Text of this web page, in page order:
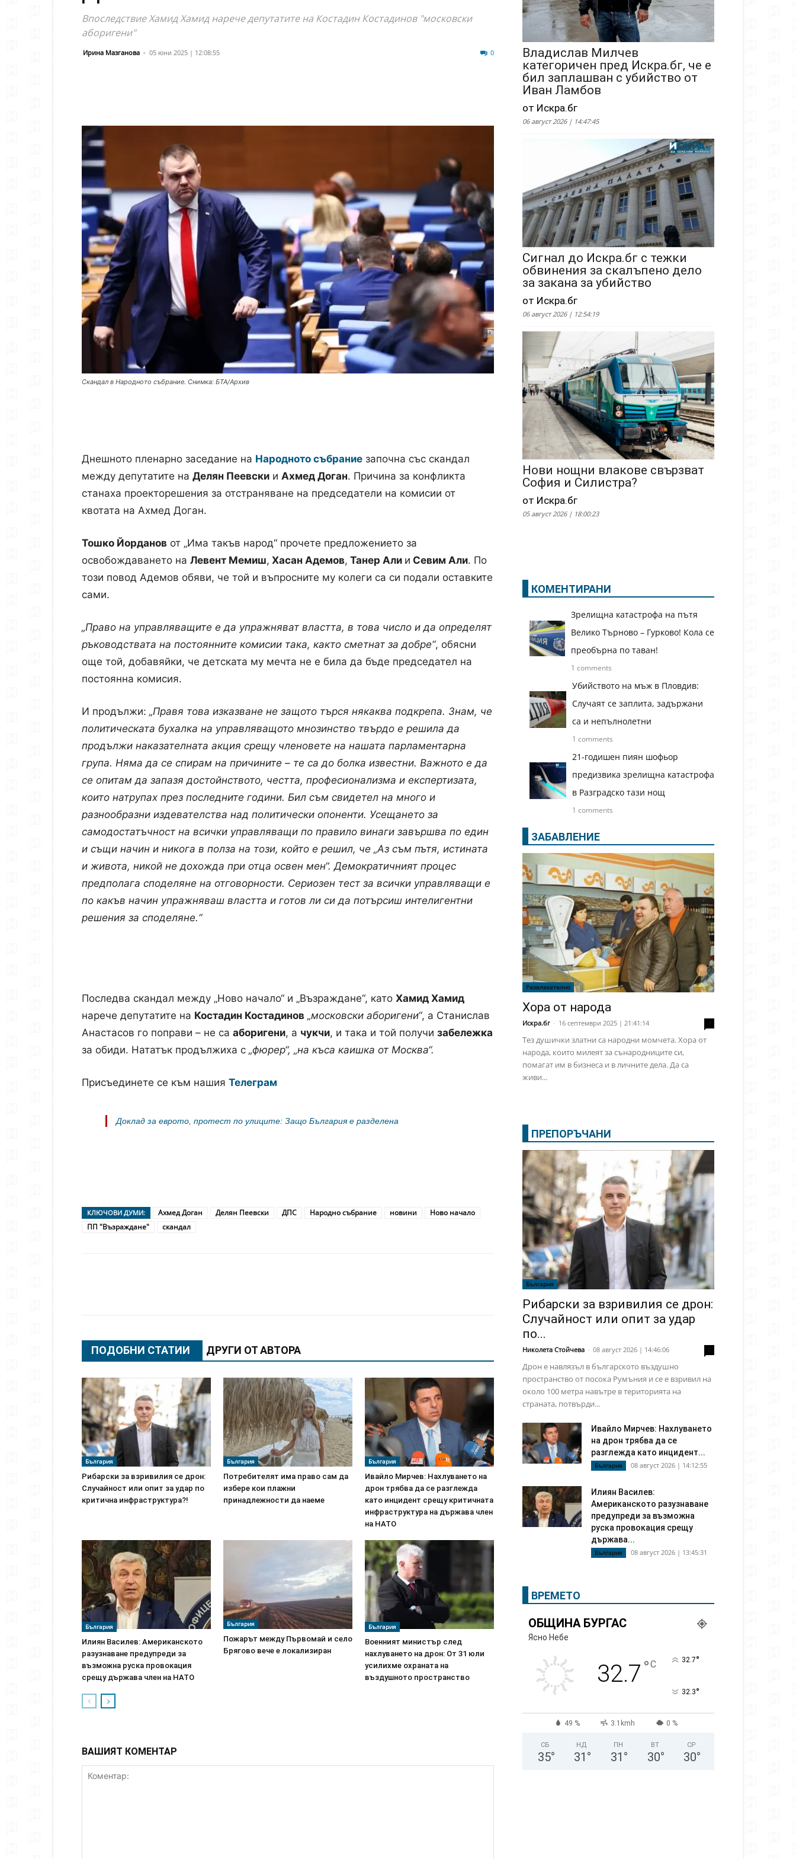
Впоследствие Хамид Хамид нарече депутатите на Костадин Костадинов "московски
аборигени"
Ирина Мазганова - 05 юни 2025 | 12:08:55 0
Скандал в Народното събрание. Снимка: БТА/Архив
Днешното пленарно заседание на Народното събрание започна със скандал
между депутатите на Делян Пеевски и Ахмед Доган. Причина за конфликта
станаха проекторешения за отстраняване на председатели на комисии от
квотата на Ахмед Доган.
Тошко Йорданов от „Има такъв народ“ прочете предложението за
освобождаването на Левент Мемиш, Хасан Адемов, Танер Али и Севим Али. По
този повод Адемов обяви, че той и въпросните му колеги са си подали оставките
сами.
„Право на управляващите е да упражняват властта, в това число и да определят
ръководствата на постоянните комисии така, както сметнат за добре“, обясни
още той, добавяйки, че детската му мечта не е била да бъде председател на
постоянна комисия.
И продължи: „Правя това изказване не защото търся някаква подкрепа. Знам, че
политическата бухалка на управляващото мнозинство твърдо е решила да
продължи наказателната акция срещу членовете на нашата парламентарна
група. Няма да се спирам на причините – те са до болка известни. Важното е да
се опитам да запазя достойнството, честта, професионализма и експертизата,
които натрупах през последните години. Бил съм свидетел на много и
разнообразни издевателства над политически опоненти. Усещането за
самодостатъчност на всички управляващи по правило винаги завършва по един
и същи начин и никога в полза на този, който е решил, че „Аз съм пътя, истината
и живота, никой не дохожда при отца освен мен“. Демократичният процес
предполага споделяне на отговорности. Сериозен тест за всички управляващи е
по какъв начин упражняваш властта и готов ли си да потърсиш интелигентни
решения за споделяне.“
Последва скандал между „Ново начало“ и „Възраждане“, като Хамид Хамид
нарече депутатите на Костадин Костадинов „московски аборигени“, а Станислав
Анастасов го поправи – не са аборигени, а чукчи, и така и той получи забележка
за обиди. Нататък продължиха с „фюрер“, „на къса каишка от Москва“.
Присъединете се към нашия Телеграм
Доклад за еврото, протест по улиците: Защо България е разделена
КЛЮЧОВИ ДУМИ: Ахмед Доган Делян Пеевски ДПС Народно събрание новини
Ново начало
ПП "Възраждане"
скандал
ПОДОБНИ СТАТИИ ДРУГИ ОТ АВТОРА
България
Рибарски за взривилия се дрон:
Случайност или опит за удар по
критична инфраструктура?!
България
Потребителят има право сам да
избере кои плажни
принадлежности да наеме
България
Ивайло Мирчев: Нахлуването на
дрон трябва да се разглежда
като инцидент срещу критичната
инфраструктура на държава член
на НАТО
България
Илиян Василев: Американското
разузнаване предупреди за
възможна руска провокация
срещу държава член на НАТО
България
Пожарът между Първомай и село
Брягово вече е локализиран
България
Военният министър след
нахлуването на дрон: От 31 юли
усилихме охраната на
въздушното пространство
ВАШИЯТ КОМЕНТАР
Владислав Милчев
категоричен пред Искра.бг, че е
бил заплашван с убийство от
Иван Ламбов
от Искра.бг
06 август 2026 | 14:47:45
Сигнал до Искра.бг с тежки
обвинения за скалъпено дело
за закана за убийство
от Искра.бг
06 август 2026 | 12:54:19
Нови нощни влакове свързват
София и Силистра?
от Искра.бг
05 август 2026 | 18:00:23
КОМЕНТИРАНИ
Зрелищна катастрофа на пътя
Велико Търново – Гурково! Кола се
преобърна по таван!
1 comments
Убийството на мъж в Пловдив:
Случаят се заплита, задържани
са и непълнолетни
1 comments
21-годишен пиян шофьор
предизвика зрелищна катастрофа
в Разградско тази нощ
1 comments
ЗАБАВЛЕНИЕ
Развлекателно
Хора от народа
Искра.бг - 16 септември 2025 | 21:41:14
Тез душички златни са народни момчета. Хора от
народа, които милеят за сънародниците си,
помагат им в бизнеса и в личните дела. Да са
живи...
ПРЕПОРЪЧАНИ
България
Рибарски за взривилия се дрон:
Случайност или опит за удар
по...
Николета Стойчева - 08 август 2026 | 14:46:06
Дрон е навлязъл в българското въздушно
пространство от посока Румъния и се е взривил на
около 100 метра навътре в територията на
страната, потвърди...
Ивайло Мирчев: Нахлуването
на дрон трябва да се
разглежда като инцидент...
България 08 август 2026 | 14:12:55
Илиян Василев:
Американското разузнаване
предупреди за възможна
руска провокация срещу
държава...
България 08 август 2026 | 13:45:31
ВРЕМЕТО
ОБЩИНА БУРГАС
Ясно Небе
32.7 °C 32.7°
32.3°
49 % 3.1kmh 0 %
СБ
35°
НД
31 °
ПН
31 °
ВТ
30°
СР
30°